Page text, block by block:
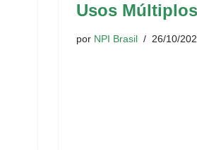
Usos Múltiplos
por NPI Brasil 26/10/